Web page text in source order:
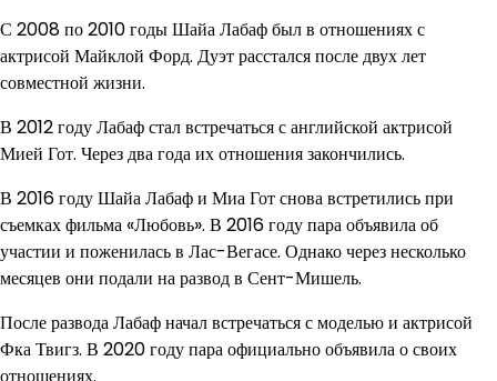
С 2008 по 2010 годы Шайа Лабаф был в отношениях с
актрисой Майклой Форд. Дуэт расстался после двух лет
совместной жизни.
В 2012 году Лабаф стал встречаться с английской актрисой
Мией Гот. Через два года их отношения закончились.
В 2016 году Шайа Лабаф и Миа Гот снова встретились при
съемках фильма «Любовь». В 2016 году пара объявила об
участии и поженилась в Лас-Вегасе. Однако через несколько
месяцев они подали на развод в Сент-Мишель.
После развода Лабаф начал встречаться с моделью и актрисой
Фка Твигз. В 2020 году пара официально объявила о своих